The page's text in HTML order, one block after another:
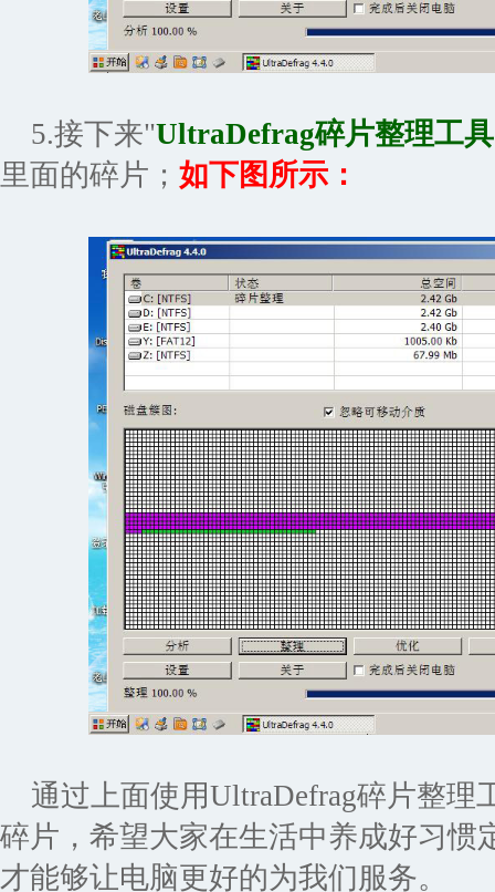
5.接下来"UltraDefrag碎片整理工具
里面的碎片； 如下图所示：
通过上面使用UltraDefrag碎片整理
碎片，希望大家在生活中养成好习惯
才能够让电脑更好的为我们服务。